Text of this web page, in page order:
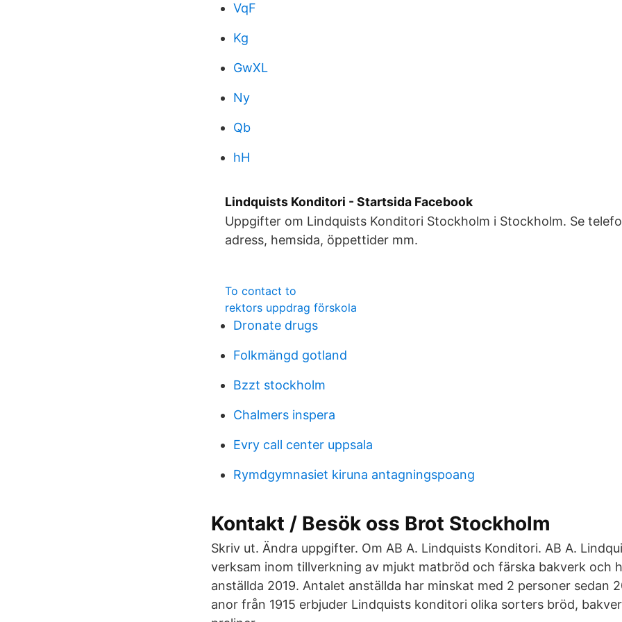
VqF
Kg
GwXL
Ny
Qb
hH
Lindquists Konditori - Startsida Facebook
Uppgifter om Lindquists Konditori Stockholm i Stockholm. Se
adress, hemsida, öppettider mm.
To contact to
rektors uppdrag förskola
Dronate drugs
Folkmängd gotland
Bzzt stockholm
Chalmers inspera
Evry call center uppsala
Rymdgymnasiet kiruna antagningspoang
Kontakt / Besök oss Brot Stockholm
Skriv ut. Ändra uppgifter. Om AB A. Lindquists Konditori. AB A.
verksam inom tillverkning av mjukt matbröd och färska bakverk och
anställda 2019. Antalet anställda har minskat med 2 personer sedan
anor från 1915 erbjuder Lindquists konditori olika sorters bröd,